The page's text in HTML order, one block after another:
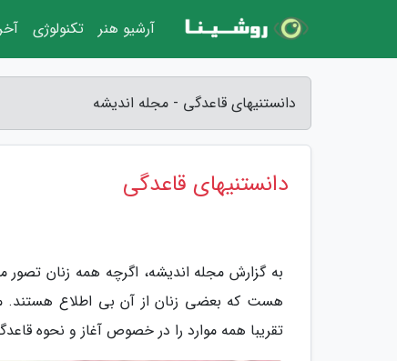
دانستنیهای قاعدگی - مجله اندیشه
دانستنیهای قاعدگی
به گزارش مجله اندیشه، اگرچه همه زنان
هست که بعضی زنان از آن بی اطلاع
تقریبا همه موارد را در خصوص آغاز و نحوه
آرشیو هنر تکنولوژی